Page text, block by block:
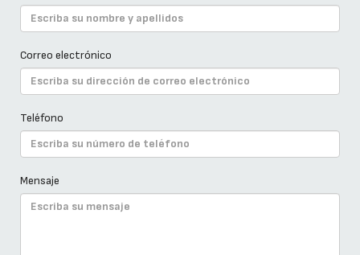
Correo electrónico
Teléfono
Mensaje